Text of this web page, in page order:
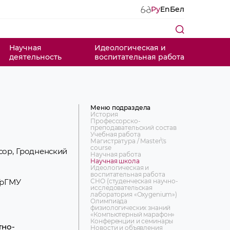
РуEnБел
Научная
деятельность
Идеологическая и
воспитательная работа
Гродненский
Меню подраздела
История
Профессорско-
преподавательский состав
Учебная работа
Магистратура / Master\'s
course
Научная работа
Научная школа
Идеологическая и
воспитательная работа
СНО (студенческая научно-
исследовательская
лаборатория «Оxygenium»)
Олимпиада
физиологических знаний
«Компьютерный марафон»
Конференции и семинары
Новости и объявления